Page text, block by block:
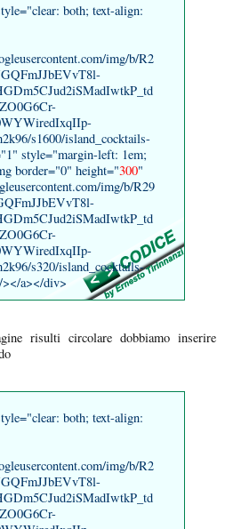
both; text-align:
img/b/R2
s1600/island_cocktails-
style="margin-left: 1em;
border="0" height="300"
img/b/R29
s320/island_cocktails-
a></div>
risulti circolare dobbiamo inserire
both; text-align:
img/b/R2